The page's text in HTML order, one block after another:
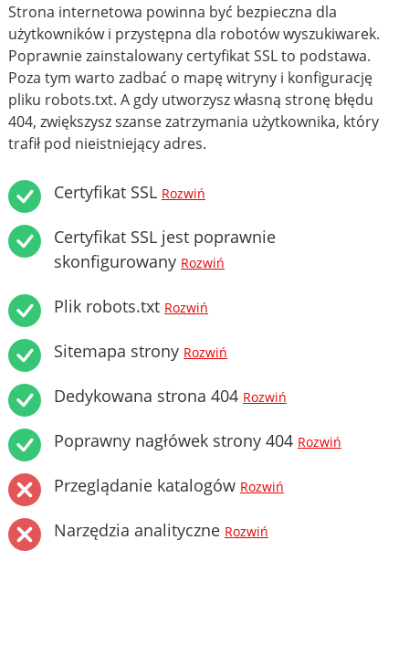
Strona internetowa powinna być bezpieczna dla
użytkowników i przystępna dla robotów wyszukiwarek.
Poprawnie zainstalowany certyfikat SSL to podstawa.
Poza tym warto zadbać o mapę witryny i konfigurację
pliku robots.txt. A gdy utworzysz własną stronę błędu
404, zwiększysz szanse zatrzymania użytkownika, który
trafił pod nieistniejący adres.
Certyfikat SSL Rozwiń
Certyfikat SSL jest poprawnie
skonfigurowany Rozwiń
Plik robots.txt Rozwiń
Sitemapa strony Rozwiń
Dedykowana strona 404 Rozwiń
Poprawny nagłówek strony 404 Rozwiń
Przeglądanie katalogów Rozwiń
Narzędzia analityczne Rozwiń